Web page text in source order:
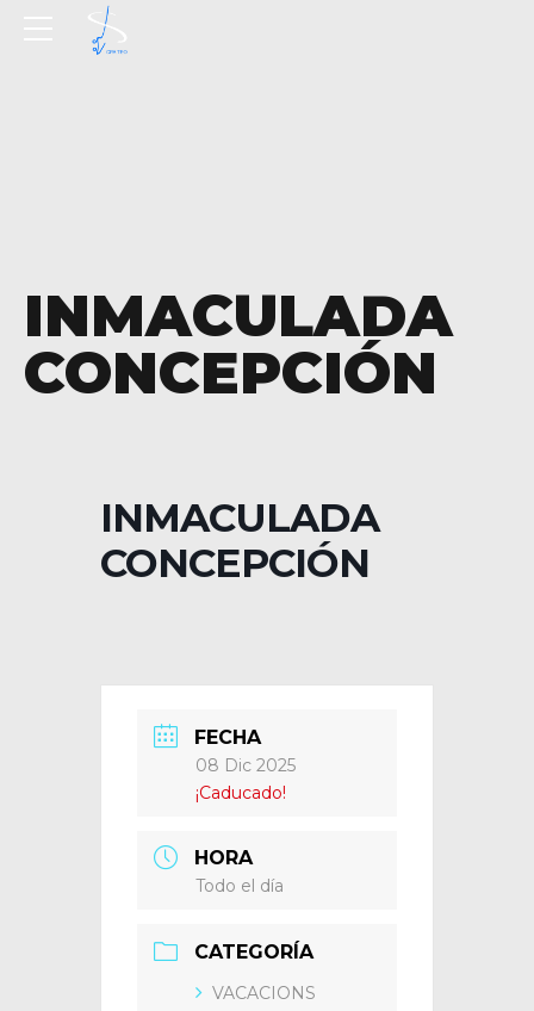
INMACULADA
CONCEPCIÓN
INMACULADA
CONCEPCIÓN
FECHA
08 Dic 2025
¡Caducado!
HORA
Todo el día
CATEGORÍA
VACACIONS